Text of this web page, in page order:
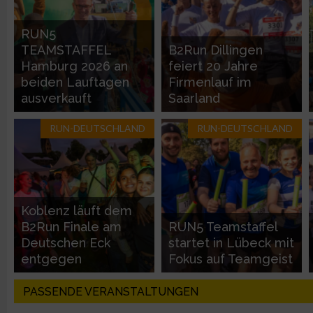
RUN5
TEAMSTAFFEL
Hamburg 2026 an
beiden Lauftagen
ausverkauft
B2Run Dillingen
feiert 20 Jahre
Firmenlauf im
Saarland
RUN-DEUTSCHLAND
Koblenz läuft dem
B2Run Finale am
Deutschen Eck
entgegen
RUN-DEUTSCHLAND
RUN5 Teamstaffel
startet in Lübeck mit
Fokus auf Teamgeist
PASSENDE VERANSTALTUNGEN
Entwicklung und Verbesserung der Angebote
Verwendung reduzierter Daten zur Auswahl von Inhalten
IAB-Besonderheiten:
Verwendung genauer Standortdaten
Geräte anhand von aktiv angeforderten Informationen
Nicht-IAB-Verarbeitungszwecke:
Notwendig
Performance
Funktional